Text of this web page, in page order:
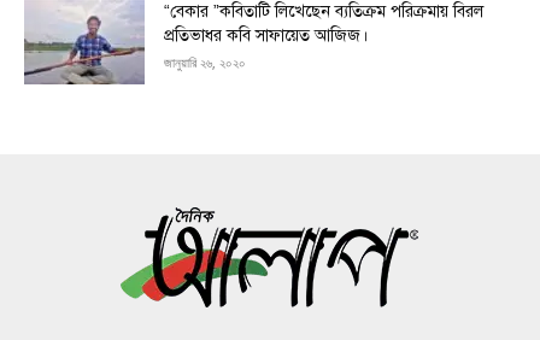
“বেকার ”কবিতাটি লিখেছেন ব্যতিক্রম পরিক্রমায় বিরল
প্রতিভাধর কবি সাফায়েত আজিজ।
জানুয়ারি ২৬, ২০২০